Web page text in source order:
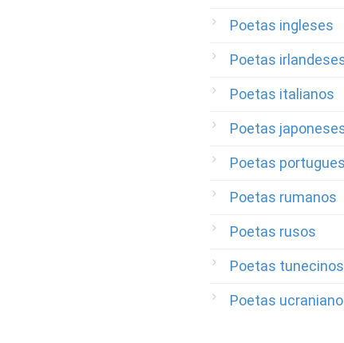
Poetas ingleses
Poetas
Poetas italianos
Poetas
Poetas
Poetas rumanos
Poetas rusos
Poetas tunecinos
Poetas